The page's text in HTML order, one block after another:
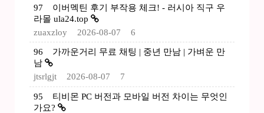
97
이버멕틴 후기 부작용 체크! - 러시아 직구 우
라몰 ula24.top
zuaxzloy
2026-08-07 6
96
가까운거리 무료 채팅 | 중년 만남 | 가벼운 만
남
jtsrlgjt
2026-08-07 7
95
티비몬 PC 버전과 모바일 버전 차이는 무엇인
가요?